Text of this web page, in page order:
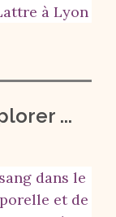
...